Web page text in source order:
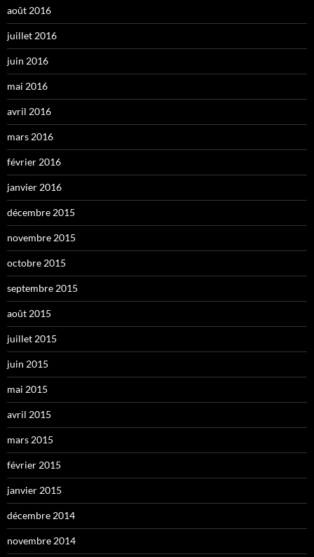
août 2016
juillet 2016
juin 2016
mai 2016
avril 2016
mars 2016
février 2016
janvier 2016
décembre 2015
novembre 2015
octobre 2015
septembre 2015
août 2015
juillet 2015
juin 2015
mai 2015
avril 2015
mars 2015
février 2015
janvier 2015
décembre 2014
novembre 2014